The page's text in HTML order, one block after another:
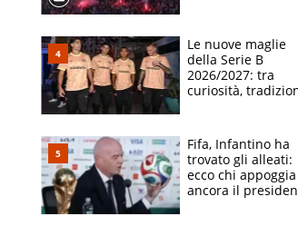
Le nuove maglie
della Serie B
2026/2027: tra
curiosità,
Fifa, Infantino ha
trovato gli alleati:
ecco chi appoggia
ancora il